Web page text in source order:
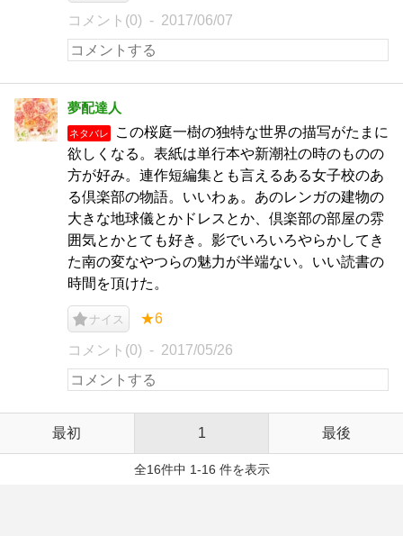
コメント(0) 2017/06/07
夢配達人
ネタバレ
この桜庭一樹の独特な世界の描写がたまに
欲しくなる。表紙は単行本や新潮社の時のものの
方が好み。連作短編集とも言えるある女子校のあ
る倶楽部の物語。いいわぁ。あのレンガの建物の
大きな地球儀とかドレスとか、倶楽部の部屋の雰
囲気とかとても好き。影でいろいろやらかしてき
た南の変なやつらの魅力が半端ない。いい読書の
時間を頂けた。
ナイス ★6
コメント(0) 2017/05/26
最初 1 最後
全16件中 1-16 件を表示